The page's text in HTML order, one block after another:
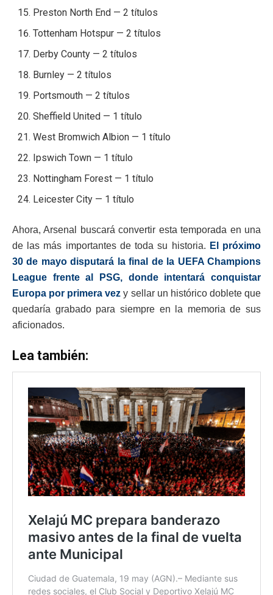
Preston North End — 2 títulos
Tottenham Hotspur — 2 títulos
Derby County — 2 títulos
Burnley — 2 títulos
Portsmouth — 2 títulos
Sheffield United — 1 título
West Bromwich Albion — 1 título
Ipswich Town — 1 título
Nottingham Forest — 1 título
Leicester City — 1 título
Ahora, Arsenal buscará convertir esta temporada en una
de las más importantes de toda su historia. El próximo
30 de mayo disputará la final de la UEFA Champions
League frente al PSG, donde intentará conquistar
Europa por primera vez y sellar un histórico doblete que
quedaría grabado para siempre en la memoria de sus
aficionados.
Lea también: